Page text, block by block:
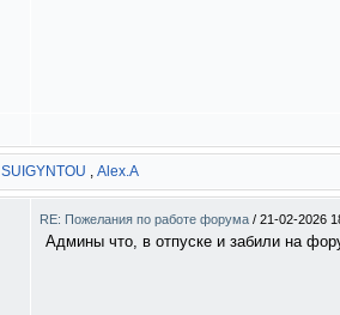
SUIGYNTOU , Alex.A
RE: Пожелания по работе форума / 21-02-2026
Админы что, в отпуске и забили на